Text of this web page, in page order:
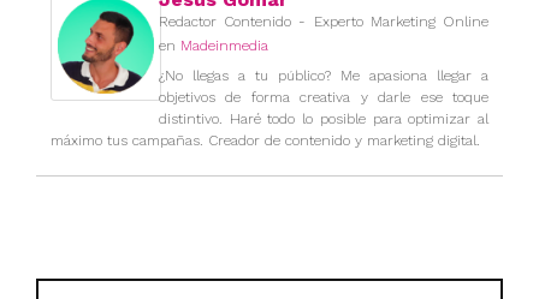
Redactor Contenido - Experto Marketing Online
en Madeinmedia
¿No llegas a tu público? Me apasiona llegar a
objetivos de forma creativa y darle ese toque
distintivo. Haré todo lo posible para optimizar al
máximo tus campañas. Creador de contenido y marketing digital.